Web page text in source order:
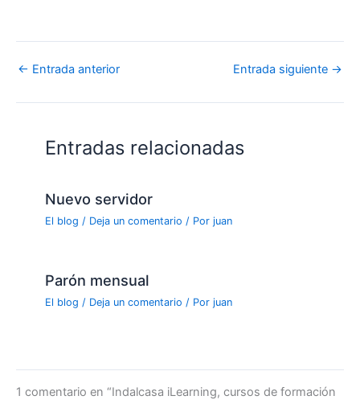
← Entrada anterior Entrada siguiente →
Entradas relacionadas
Nuevo servidor
El blog / Deja un comentario / Porjuan
Parón mensual
El blog / Deja un comentario / Porjuan
1 comentario en “Indalcasa iLearning, cursos de formación